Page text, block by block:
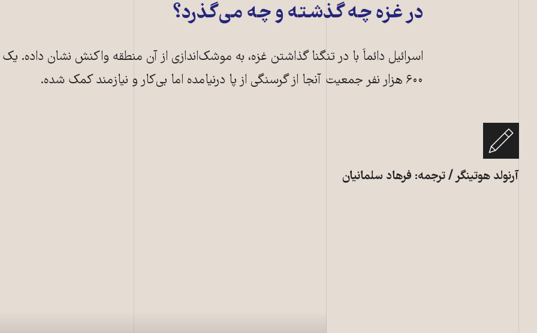
در غزه چه گذشته و چه می‌گذرد؟
اسرائیل دا‌ئماَ با در تنگنا گذاشتن غزه، به موشک‌اندازی‌ از آن منطقه واکنش نشان داده‌.
۶۰۰ هزار نفر جمعیت آنجا از گرسنگی از پا درنیامده‌ اما بی‌کار و نیازمند کمک شده‌.
آرنولد هوتینگر / ترجمه: فرهاد سلمانیان